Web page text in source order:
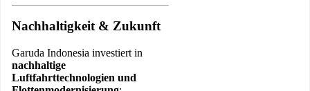
Nachhaltigkeit & Zukunft
Garuda Indonesia investiert in
nachhaltige
Luftfahrttechnologien und